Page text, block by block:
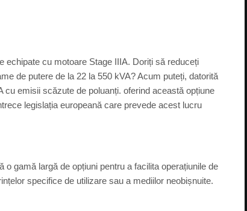
echipate cu motoare Stage IIIA. Doriți să reduceți
de putere de la 22 la 550 kVA? Acum puteți, datorită
emisii scăzute de poluanți. oferind această opțiune
legislația europeană care prevede acest lucru
gamă largă de opțiuni pentru a facilita operațiunile de
specifice de utilizare sau a mediilor neobișnuite.